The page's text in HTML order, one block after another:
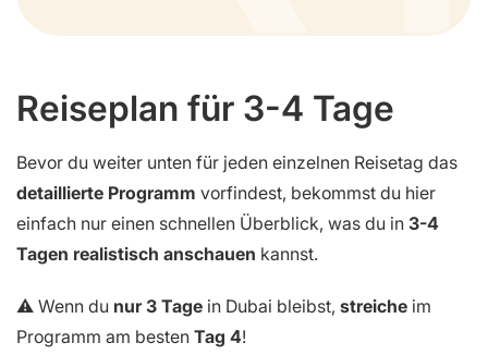
Reiseplan für 3-4 Tage
Bevor du weiter unten für jeden einzelnen Reisetag das
detaillierte Programm vorfindest, bekommst du hier
einfach nur einen schnellen Überblick, was du in 3-4
Tagen realistisch anschauen kannst.
⚠️ Wenn du nur 3 Tage in Dubai bleibst, streiche im
Programm am besten Tag 4!